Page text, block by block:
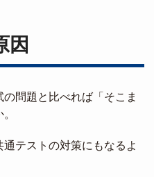
因
問題と比べれば「そこま
テストの対策にもなるよ